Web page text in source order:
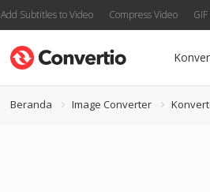
Add Subtitles to Video Compress Video
Beranda Image Converter